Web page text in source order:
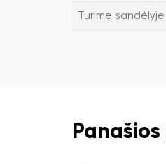
Turime sandėlyje